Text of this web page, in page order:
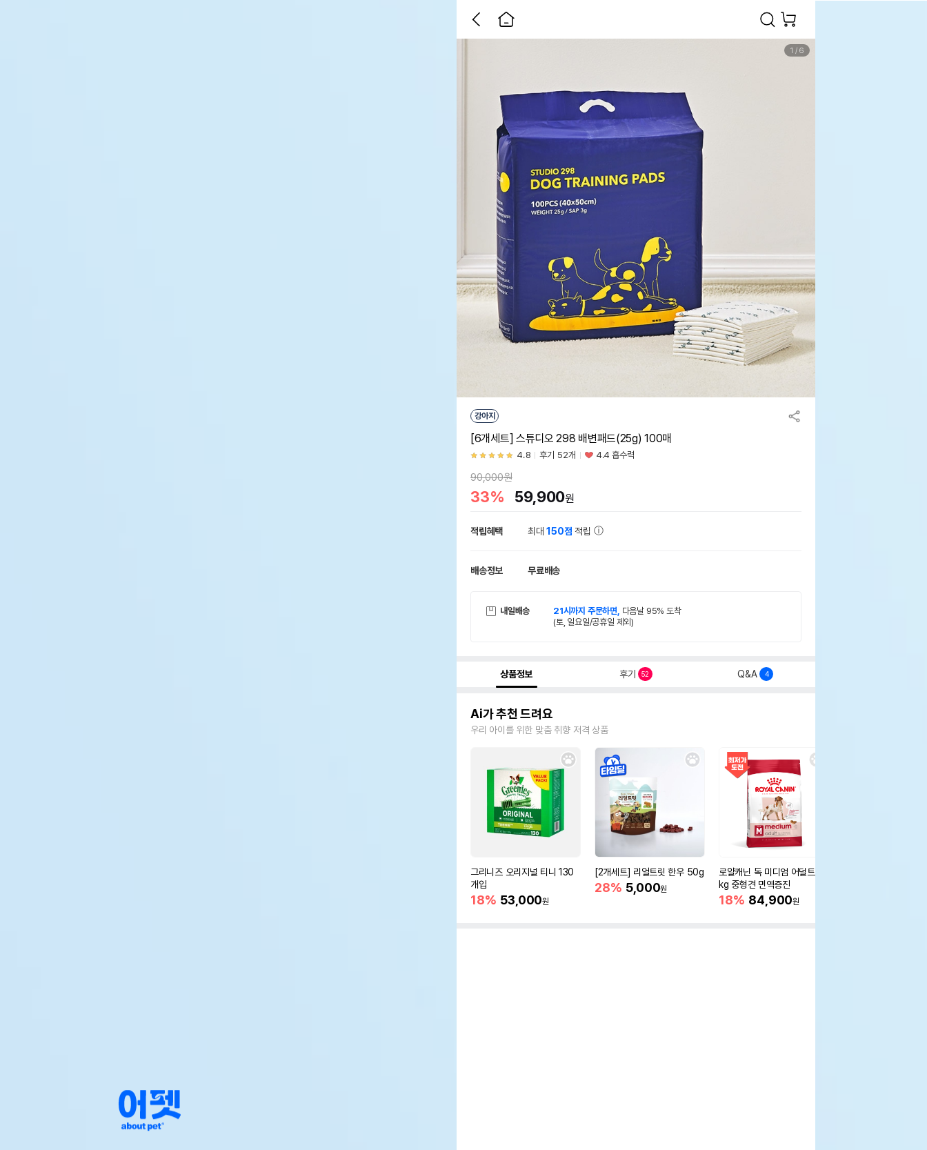
1 / 6
강아지
[6개세트] 스튜디오 298 배변패드(25g) 100매
4.8 후기 52개 4.4 흡수력
90,000원
33% 59,900원
적립혜택 최대150점 적립
배송정보 무료배송
내일배송 21시까지 주문하면, 다음날 95% 도착
(토, 일요일/공휴일 제외)
상품정보 후기 52 Q&A 4
Ai가 추천 드려요
우리 아이를 위한 맞춤 취향 저격 상품
그리니즈 오리지널 티니 130
개입
18% 53,000원
[2개세트] 리얼트릿 한우 50g
28% 5,000원
로얄캐닌 독 미디엄 어덜트 10
kg 중형견 면역증진
18% 84,900원